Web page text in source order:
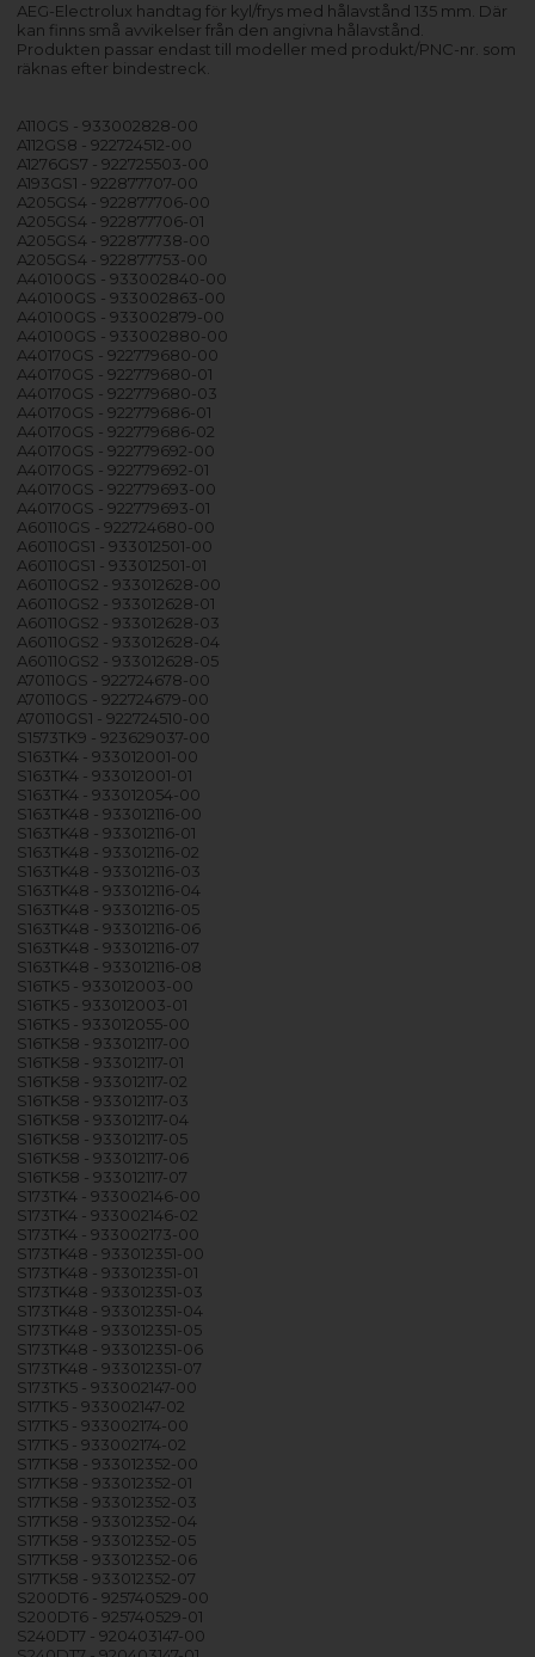
AEG-Electrolux handtag för kyl/frys med hålavstånd 135 mm. Där
kan finns små avvikelser från den angivna hålavstånd.
Produkten passar endast till modeller med produkt/PNC-nr. som
räknas efter bindestreck.
A110GS - 933002828-00
A112GS8 - 922724512-00
A1276GS7 - 922725503-00
A193GS1 - 922877707-00
A205GS4 - 922877706-00
A205GS4 - 922877706-01
A205GS4 - 922877738-00
A205GS4 - 922877753-00
A40100GS - 933002840-00
A40100GS - 933002863-00
A40100GS - 933002879-00
A40100GS - 933002880-00
A40170GS - 922779680-00
A40170GS - 922779680-01
A40170GS - 922779680-03
A40170GS - 922779686-01
A40170GS - 922779686-02
A40170GS - 922779692-00
A40170GS - 922779692-01
A40170GS - 922779693-00
A40170GS - 922779693-01
A60110GS - 922724680-00
A60110GS1 - 933012501-00
A60110GS1 - 933012501-01
A60110GS2 - 933012628-00
A60110GS2 - 933012628-01
A60110GS2 - 933012628-03
A60110GS2 - 933012628-04
A60110GS2 - 933012628-05
A70110GS - 922724678-00
A70110GS - 922724679-00
A70110GS1 - 922724510-00
S1573TK9 - 923629037-00
S163TK4 - 933012001-00
S163TK4 - 933012001-01
S163TK4 - 933012054-00
S163TK48 - 933012116-00
S163TK48 - 933012116-01
S163TK48 - 933012116-02
S163TK48 - 933012116-03
S163TK48 - 933012116-04
S163TK48 - 933012116-05
S163TK48 - 933012116-06
S163TK48 - 933012116-07
S163TK48 - 933012116-08
S16TK5 - 933012003-00
S16TK5 - 933012003-01
S16TK5 - 933012055-00
S16TK58 - 933012117-00
S16TK58 - 933012117-01
S16TK58 - 933012117-02
S16TK58 - 933012117-03
S16TK58 - 933012117-04
S16TK58 - 933012117-05
S16TK58 - 933012117-06
S16TK58 - 933012117-07
S173TK4 - 933002146-00
S173TK4 - 933002146-02
S173TK4 - 933002173-00
S173TK48 - 933012351-00
S173TK48 - 933012351-01
S173TK48 - 933012351-03
S173TK48 - 933012351-04
S173TK48 - 933012351-05
S173TK48 - 933012351-06
S173TK48 - 933012351-07
S173TK5 - 933002147-00
S17TK5 - 933002147-02
S17TK5 - 933002174-00
S17TK5 - 933002174-02
S17TK58 - 933012352-00
S17TK58 - 933012352-01
S17TK58 - 933012352-03
S17TK58 - 933012352-04
S17TK58 - 933012352-05
S17TK58 - 933012352-06
S17TK58 - 933012352-07
S200DT6 - 925740529-00
S200DT6 - 925740529-01
S240DT7 - 920403147-00